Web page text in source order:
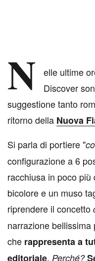
N
elle ultime
Discover
suggestione tanto
ritorno della Nuova
Si parla di portiere "
configurazione a 6
racchiusa in poco
bicolore e un muso
riprendere il concetto
narrazione
che rappresenta a
editoriale. Perché?